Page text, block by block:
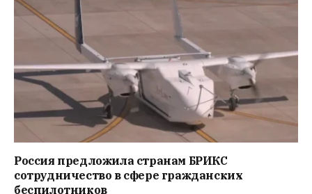
Россия предложила странам БРИКС
сотрудничество в сфере гражданских
беспилотников